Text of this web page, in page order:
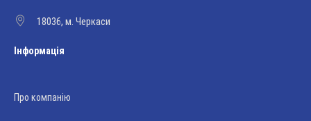
18036, м. Черкаси
Інформація
Про компанію